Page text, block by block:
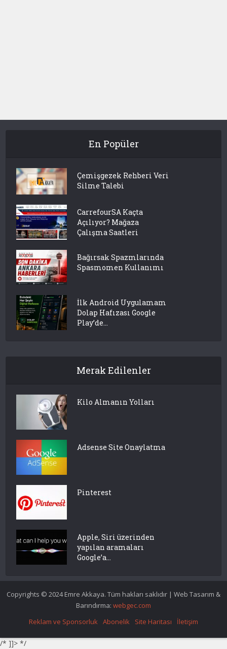
En Popüler
Çemişgezek Rehberi Veri
Silme Talebi
CarrefourSA Kaçta
Açılıyor? Mağaza
Çalışma Saatleri
Bağırsak Spazmlarında
Spasmomen Kullanımı
İlk Android Uygulamam
Dolap Hafızası Google
Play’de...
Merak Edilenler
Kilo Almanın Yolları
Adsense Site Onaylatma
Pinterest
Apple, Siri üzerinden
yapılan aramaları
Google’a...
Copyrights © 2024 Emre Akkaya. Tüm hakları saklıdır | Web Tasarım &
Barındırma: webgec.com
Reklam ve Sponsorluk Abonelik Site Haritası İletişim
/* ]]> */